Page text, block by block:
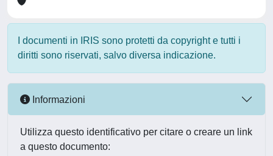
I documenti in IRIS sono protetti da copyright e tutti i
diritti sono riservati, salvo diversa indicazione.
Informazioni
Utilizza questo identificativo per citare o creare un link
a questo documento: